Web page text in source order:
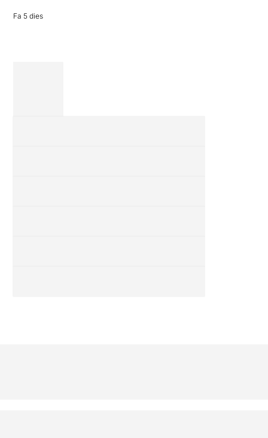
Fa 5 dies